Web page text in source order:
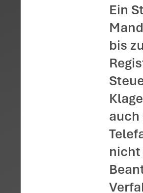
Startseite >